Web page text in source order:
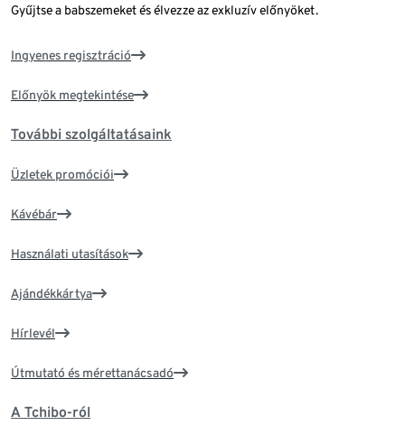
Gyűjtse a babszemeket és élvezze az exkluzív előnyöket.
Ingyenes regisztráció
Előnyök megtekintése
További szolgáltatásaink
Üzletek promóciói
Kávébár
Használati utasítások
Ajándékkártya
Hírlevél
Útmutató és mérettanácsadó
A Tchibo-ról